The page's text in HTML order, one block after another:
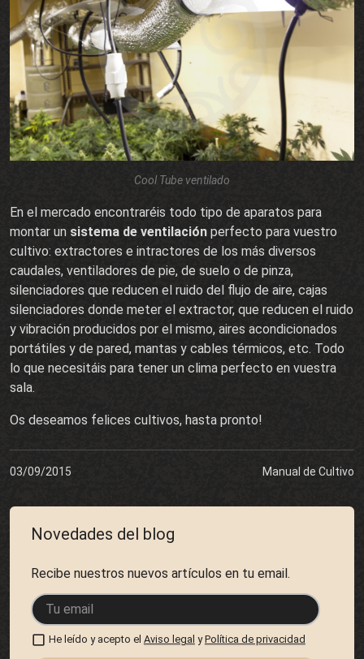
Cool Tube ventilado
En el mercado encontraréis todo tipo de aparatos para
montar un sistema de ventilación perfecto para vuestro
cultivo: extractores e intractores de los más diversos
caudales, ventiladores de pie, de suelo o de pinza,
silenciadores que reducen el ruido del flujo de aire, cajas
silenciadores donde meter el extractor, que reducen el ruido
y vibración producidos por el mismo, aires acondicionados
portátiles y de pared, mantas y cables térmicos, etc. Todo
lo que necesitáis para tener un clima perfecto en vuestra
sala.
Os deseamos felices cultivos, hasta pronto!
03/09/2015 Manual de Cultivo
Novedades del blog
Recibe nuestros nuevos artículos en tu email.
He leído y acepto el Aviso legal yPolítica de privacidad